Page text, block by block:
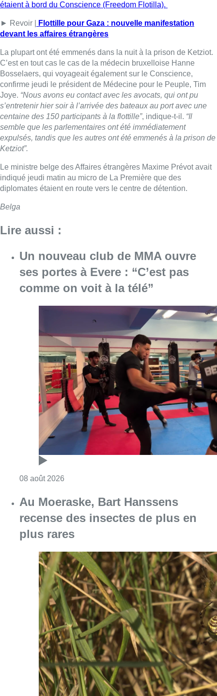
étaient à bord du Conscience (Freedom Flotilla).
► Revoir |
Flottille pour Gaza : nouvelle manifestation
devant les affaires étrangères
La plupart ont été emmenés dans la nuit à la prison de Ketziot.
C’est en tout cas le cas de la médecin bruxelloise Hanne
Bosselaers, qui voyageait également sur le Conscience,
confirme jeudi le président de Médecine pour le Peuple, Tim
Joye. “Nous avons eu contact avec les avocats, qui ont pu
s’entretenir hier soir à l’arrivée des bateaux au port avec une
centaine des 150 participants à la flottille”, indique-t-il. “Il
semble que les parlementaires ont été immédiatement
expulsés, tandis que les autres ont été emmenés à la prison de
Ketziot”.
Le ministre belge des Affaires étrangères Maxime Prévot avait
indiqué jeudi matin au micro de La Première que des
diplomates étaient en route vers le centre de détention.
Belga
Lire aussi :
Un nouveau club de MMA ouvre
ses portes à Evere : “C’est pas
comme on voit à la télé”
08 août 2026
Au Moeraske, Bart Hanssens
recense des insectes de plus en
plus rares